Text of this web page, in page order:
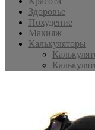
Здоровье
Похудение
Макияж
Калькуляторы